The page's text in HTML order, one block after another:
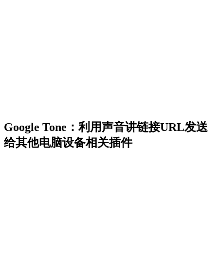
Google Tone：利用声音讲链接URL发送
给其他电脑设备相关插件